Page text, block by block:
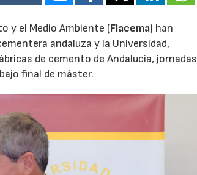
y el Medio Ambiente (Flacema) han
andaluza y la Universidad,
de cemento de Andalucía, jornadas
final de máster.